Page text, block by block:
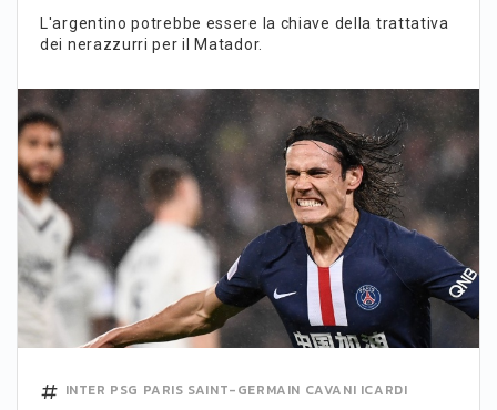
L'argentino potrebbe essere la chiave della trattativa
dei nerazzurri per il Matador.
INTER PSG PARIS SAINT-GERMAIN CAVANI ICARDI